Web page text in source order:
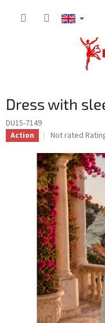
Dress with
DU15-7149
Action
The
product
rating
is
0,0
out
of
5
stars.
Not rated